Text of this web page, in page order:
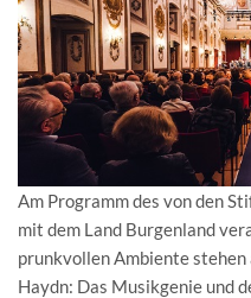
Am Programm des von den
mit dem Land Burgenland
prunkvollen Ambiente
Haydn: Das Musikgenie und